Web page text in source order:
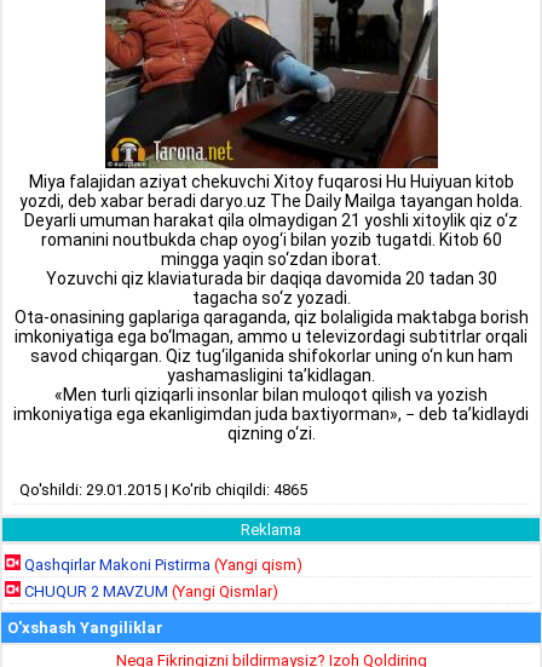
Miya falajidan aziyat chekuvchi Xitoy fuqarosi Hu Huiyuan kitob
yozdi, deb xabar beradi daryo.uz The Daily Mailga tayangan holda.
Deyarli umuman harakat qila olmaydigan 21 yoshli xitoylik qiz o‘z
romanini noutbukda chap oyog‘i bilan yozib tugatdi. Kitob 60
mingga yaqin so‘zdan iborat.
Yozuvchi qiz klaviaturada bir daqiqa davomida 20 tadan 30
tagacha so‘z yozadi.
Ota-onasining gaplariga qaraganda, qiz bolaligida maktabga borish
imkoniyatiga ega bo‘lmagan, ammo u televizordagi subtitrlar orqali
savod chiqargan. Qiz tug‘ilganida shifokorlar uning o‘n kun ham
yashamasligini ta’kidlagan.
«Men turli qiziqarli insonlar bilan muloqot qilish va yozish
imkoniyatiga ega ekanligimdan juda baxtiyorman», − deb ta’kidlaydi
qizning o‘zi.
Qo'shildi: 29.01.2015 | Ko'rib chiqildi: 4865
Reklama
Qashqirlar Makoni Pistirma (Yangi qism)
CHUQUR 2 MAVZUM (Yangi Qismlar)
O'xshash Yangiliklar
Nega Fikringizni bildirmaysiz? Izoh Qoldiring